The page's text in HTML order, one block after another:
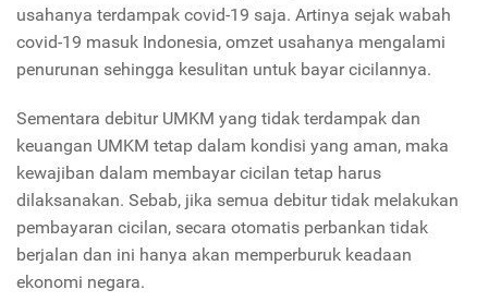
usahanya terdampak covid-19 saja. Artinya sejak wabah
covid-19 masuk Indonesia, omzet usahanya mengalami
penurunan sehingga kesulitan untuk bayar cicilannya.
Sementara debitur UMKM yang tidak terdampak dan
keuangan UMKM tetap dalam kondisi yang aman, maka
kewajiban dalam membayar cicilan tetap harus
dilaksanakan. Sebab, jika semua debitur tidak melakukan
pembayaran cicilan, secara otomatis perbankan tidak
berjalan dan ini hanya akan memperburuk keadaan
ekonomi negara.